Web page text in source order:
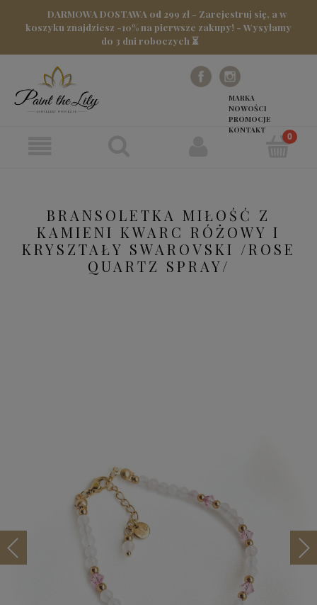
DARMOWA DOSTAWA od 299 zł - Zarejestruj się, a w
koszyku znajdziesz -10% na pierwsze zakupy! - Wysyłamy
do 3 dni roboczych ⏳
MARKA
NOWOŚCI
PROMOCJE
KONTAKT
BRANSOLETKA MIŁOŚĆ Z
KAMIENI KWARC RÓŻOWY I
KRYSZTAŁY SWAROVSKI /ROSE
QUARTZ SPRAY/